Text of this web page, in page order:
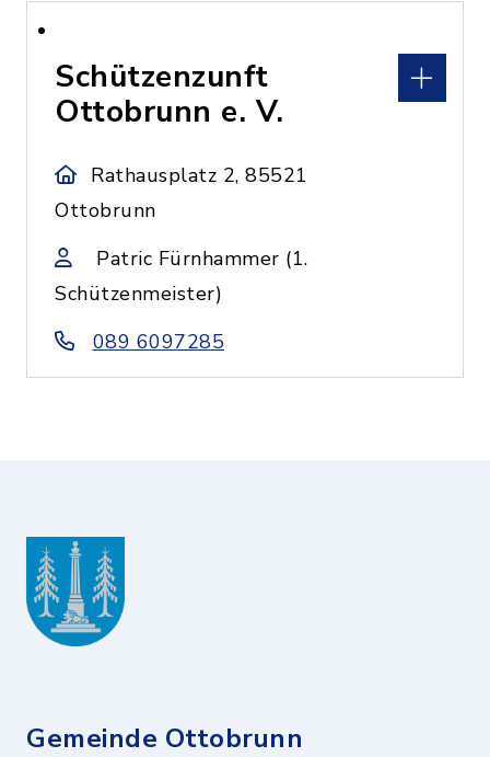
Schützenzunft
Ottobrunn e. V.
Rathausplatz 2, 85521
Ottobrunn
Patric Fürnhammer (1.
Schützenmeister)
089 6097285
Gemeinde Ottobrunn